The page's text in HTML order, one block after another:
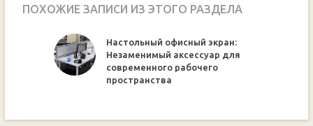
ПОХОЖИЕ ЗАПИСИ ИЗ ЭТОГО РАЗДЕЛА
Настольный офисный экран:
Незаменимый аксессуар для
современного рабочего
пространства